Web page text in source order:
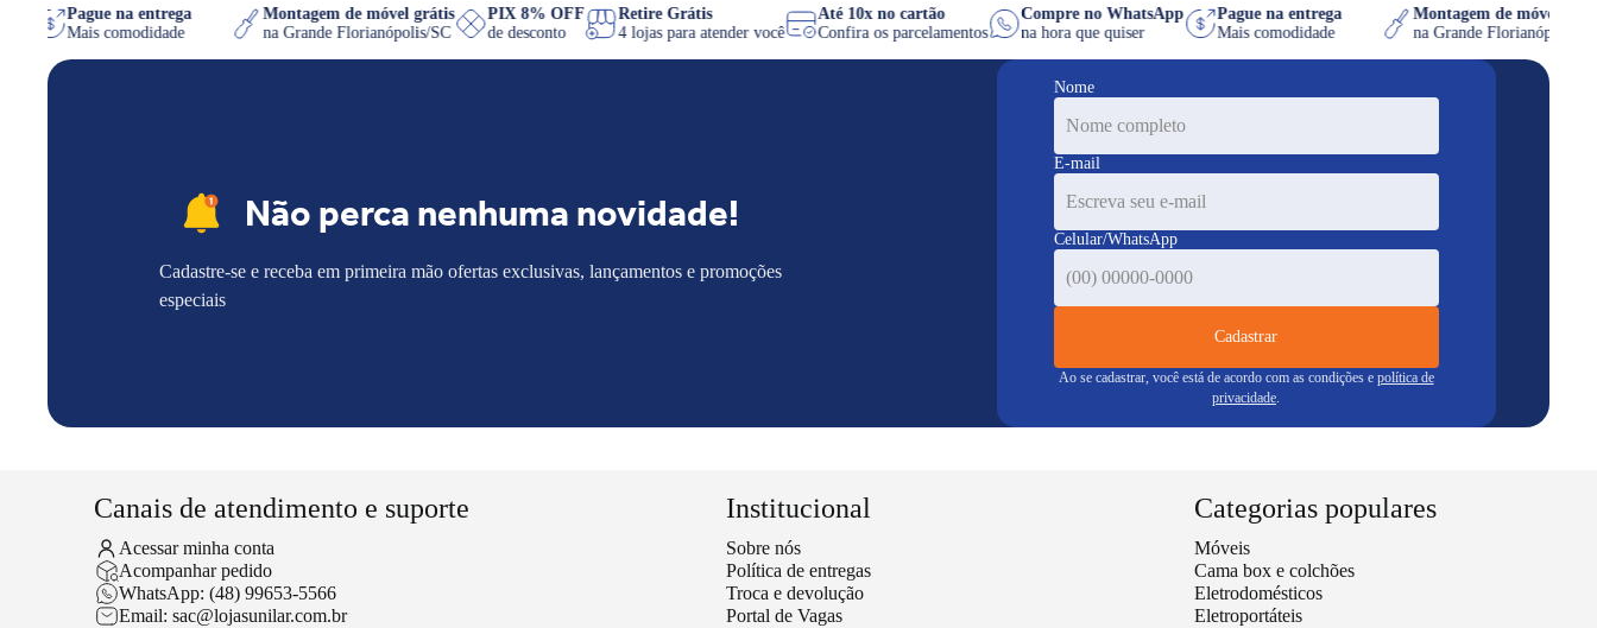
Pague na entrega
Mais comodidade
Montagem de móvel grátis
na Grande Florianópolis/SC
PIX 8% OFF
de desconto
Retire Grátis
4 lojas para atender você
Até 10x no cartão
Confira os parcelamentos
Compre no WhatsApp
na hora que quiser
Pague na entrega
Mais comodidade
Montagem de móvel
na Grande
Não perca nenhuma novidade!
Cadastre-se e receba em primeira mão ofertas exclusivas, lançamentos e promoções
especiais
Nome
E-mail
Celular/WhatsApp
Cadastrar
Ao se cadastrar, você está de acordo com as condições e política de
privacidade.
Canais de atendimento e suporte
Acessar minha conta
Acompanhar pedido
WhatsApp: (48) 99653-5566
Email: sac@lojasunilar.com.br
Institucional
Sobre nós
Política de entregas
Troca e devolução
Portal de Vagas
Categorias populares
Móveis
Cama box e colchões
Eletrodomésticos
Eletroportáteis